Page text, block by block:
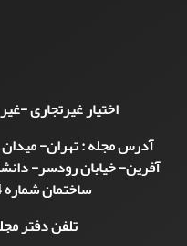
اختیار غیرتجاری -
آدرس مجله : تهران- میدان
آفرین- خیابان رودسر-
ساختمان شماره 4- بلوک 3- طبقه چهارم
تلفن دفتر مجله: